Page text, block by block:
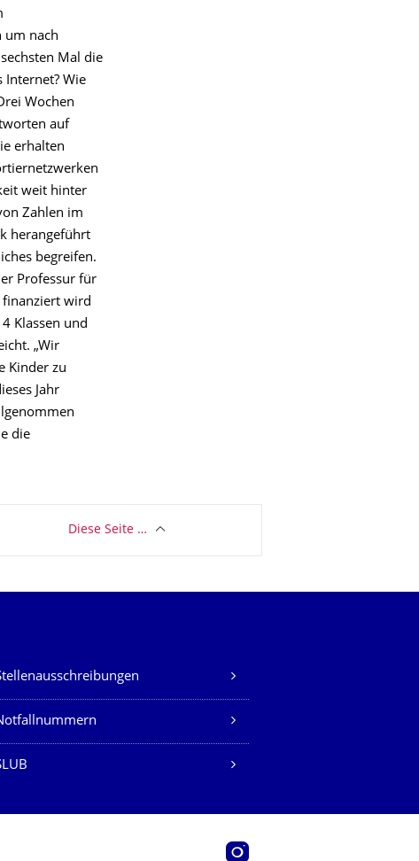
um nach
Mal die
Internet? Wie
Wochen
auf
erhalten
weit hinter
Zahlen im
herangeführt
begreifen.
Professur für
finanziert wird
Klassen und
„Wir
Kinder zu
Jahr
die
Diese Seite …
Instagram